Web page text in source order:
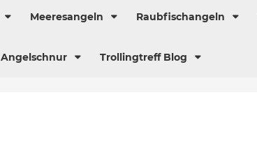
Meeresangeln Raubfischangeln
Angelschnur Trollingtreff Blog